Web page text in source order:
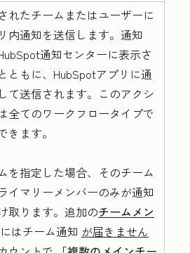
れたチームまたはユーザーに
内通知を送信します。通知
通知センターに表示さ
ともに、HubSpotアプリに通
て送信されます。このアクシ
全てのワークフロータイプで
きます。
を指定した場合、そのチーム
イマリーメンバーのみが通知
取ります。追加のチームメン
にはチーム通知 が届きません